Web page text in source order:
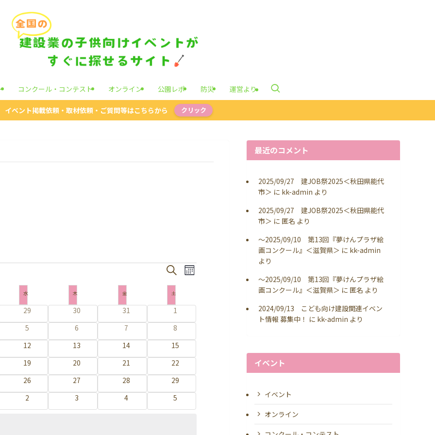
コンクール・コンテスト オンライン 公園レポ 防災 運営より
イベント掲載依頼・取材依頼・ご質問等はこちらから クリック
イ
ベ
ン
ト
を
検
索
し
て
ナ
検
イ
ビ
ュ
ー
ゲ
ー
カ
ダ
表
水水曜日 木 金 土
0
イ
ベ
ン
ト
29
0
イ
ベ
ン
ト
30
0
イ
ベ
ン
ト
31
0
イ
ベ
ン
ト
1
0
イ
ベ
ン
ト
5
0
イ
ベ
ン
ト
6
0
イ
ベ
ン
ト
7
0
イ
ベ
ン
ト
8
0
イ
ベ
ン
ト
12
0
イ
ベ
ン
ト
13
0
イ
ベ
ン
ト
14
0
イ
ベ
ン
ト
15
0
イ
ベ
ン
ト
19
0
イ
ベ
ン
ト
20
0
イ
ベ
ン
ト
21
0
イ
ベ
ン
ト
22
0
イ
ベ
ン
26
0
イ
ベ
ン
27
0
イ
ベ
ン
28
0
イ
ベ
ン
29
0
イ
2
0
イ
3
0
イ
4
0
イ
5
最近のコメント
2025/09/27 建JOB祭2025＜秋田県能代
市＞ に kk-admin より
2025/09/27 建JOB祭2025＜秋田県能代
市＞ に 匿名 より
～2025/09/10 第13回『夢けんプラザ絵
画コンクール』＜滋賀県＞ に kk-admin
より
～2025/09/10 第13回『夢けんプラザ絵
画コンクール』＜滋賀県＞ に 匿名 より
2024/09/13 こども向け建設関連イベン
ト情報 募集中！ に kk-admin より
イベント
イベント
オンライン